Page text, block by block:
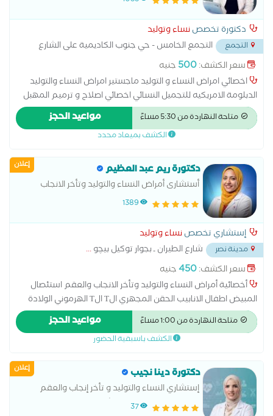
دكتورة تخصصنساء وتوليد
التجمع
التجمع الخامس - حي جنوب الكاديمية على الشارع
بين مسجد الشرطه ومسجد حسن الشربتلي
سعر الكشف:500 جنيه
اخصائي امراض النساء و التوليد ماجستير امراض النساء والتوليد
الدبلومة الامريكيه للتجميل النسائي اخصائي اصلاح و ترميم المهبل
ما بعد الولادات الطبيعية علاج التشنج المهبلي علاج تاخر الحمل و
المناظير الجراحيه
متاحة النهاردة من 5:30 مساءً مواعيد الحجز
الكشف بميعاد محدد
إعلان دكتورة ريم عبد العظيم
أستشارى أمراض النساء والتوليد وتأخر الانجاب
والعقم
1389
إستشاري تخصصنساء وتوليد
مدينة نصر شارع الطيران ـ بجوار توكيل بيچو...
سعر الكشف:450جنيه
أخصائية أمراض النساء والتوليد وتأخر الانجاب والعقم استئصال
المبيض اطفال الانابيب الحقن المجهري الT الT الهرموني الولادة
الطبيعية الولادة القيصرية تحليل بطانة الرحم ربط قناة فالوب رعاية
ما قبل الولادة وبعدها سونار سونار ثلاثي الابعاد سونار رباعي الابعاد
عمليات تجميل المهبل عملية استئصال الرحم بالمنظار
متاحة النهاردة من 1:00 مساءً مواعيد الحجز
الكشف باسبقية الحضور
إعلان دكتورة دينا نجيب
إستشاري النساء والتوليد و تأخر إنجاب والعقم
ماستر نساء و توليد عين شمس و دبلومة حقن
37